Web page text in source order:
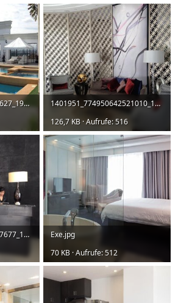
884402_774951139187627_1900986274_o1.jpg
1401951_774950642521010_1804243530_o.jpg
126,7 KB · Aufrufe: 516
1498093_774950639187677_1573092163_o.jpg
Exe.jpg
70 KB · Aufrufe: 512